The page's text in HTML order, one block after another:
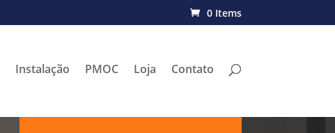
0 Items
Instalação PMOC Loja Contato